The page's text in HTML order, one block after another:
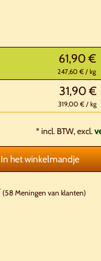
61,90 €
247,60 € / kg
31,90 €
319,00 € / kg
*incl. BTW, excl.
In het winkelmandje
(58 Meningen van klanten)